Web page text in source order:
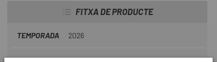
FITXA DE PRODUCTE
TEMPORADA 2026
TEMPERATURA Cálido